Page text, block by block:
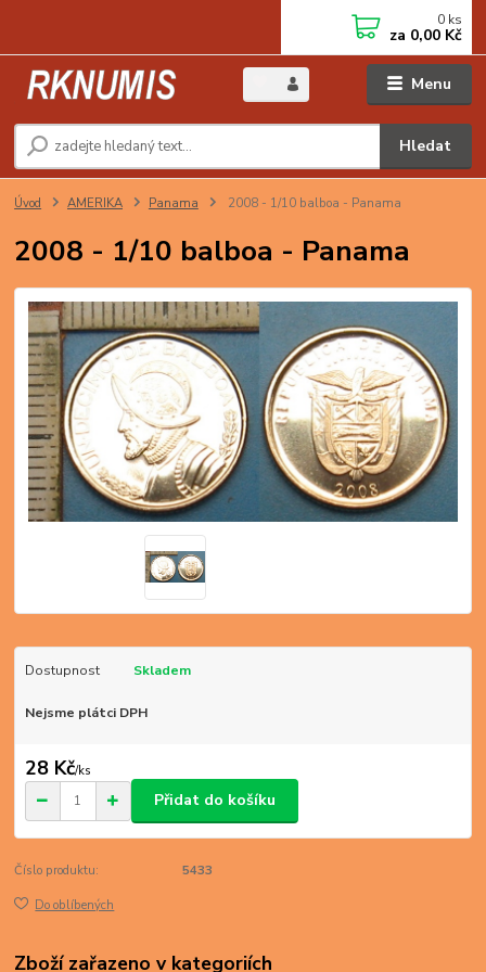
Menu
Hledat
0 ks
za 0,00 Kč
Úvod AMERIKA Panama 2008 - 1/10 balboa - Panama
2008 - 1/10 balboa - Panama
Dostupnost Skladem
Nejsme plátci DPH
28 Kč/ks
Přidat do košíku
Číslo produktu: 5433
Do oblíbených
Zboží zařazeno v kategoriích